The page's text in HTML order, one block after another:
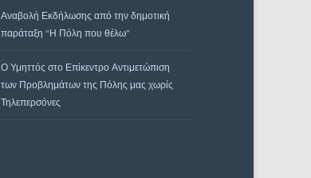
Αναβολή Εκδήλωσης από την δημοτική
παράταξη “Η Πόλη που θέλω”
Ο Υμηττός στο Επίκεντρο Αντιμετώπιση
των Προβλημάτων της Πόλης μας χωρίς
Τηλεπερσόνες